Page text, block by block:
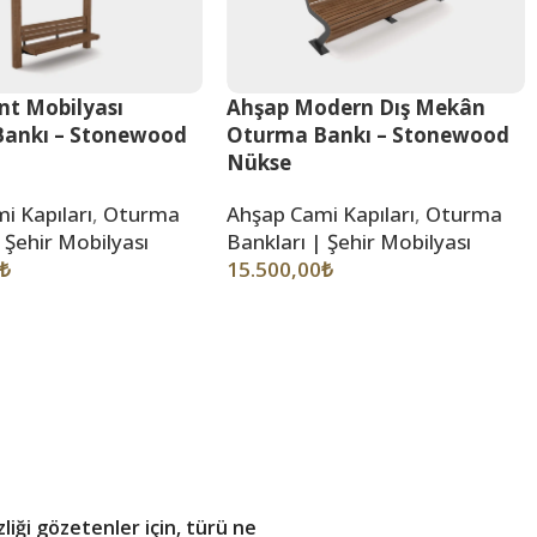
Mobilyası
– Stonewood
Kapıları, Oturma
Mobilyası
₺
Ahşap Modern Dış Mekân
Oturma Bankı – Stonewood
Nükse
Ahşap Cami Kapıları, Oturma
Bankları | Şehir Mobilyası
15.500,00₺
gözetenler için, türü ne